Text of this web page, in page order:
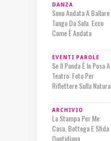
DANZA
Sono Andata A Ballare
Tango Da Sola. Ecco
Come È Andata
EVENTI PAROLE
Se Il Panda È In Posa A
Teatro: Foto Per
Riflettere Sulla Natura
ARCHIVIO
La Stampa Per Me:
Casa, Bottega E Sfida
Quotidiana